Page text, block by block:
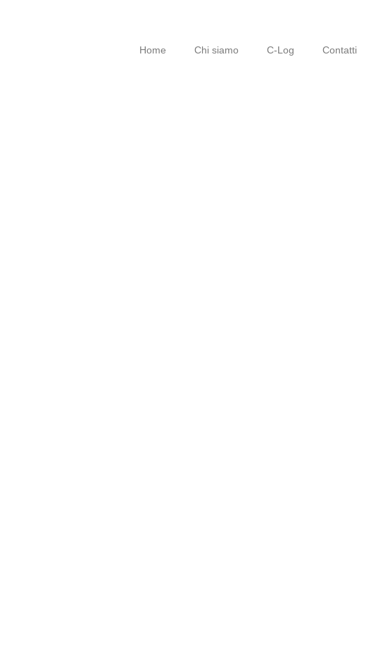
Home Chi siamo C-Log Contatti